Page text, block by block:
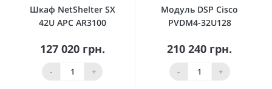
Шкаф NetShelter SX
42U APC AR3100
127 020 грн.
- +
Модуль DSP Cisco
PVDM4-32U128
210 240 грн.
- +